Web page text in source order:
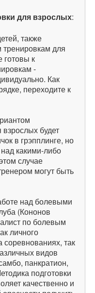
для взрослых:
также
тренировкам для
готовы к
-
Как
переходите к
будет
в грэпплинге, но
какими-либо
случае
могут быть
над болевыми
(Кононов
по болевым
личного
так
видов
панкратион,
подготовки
качественно и